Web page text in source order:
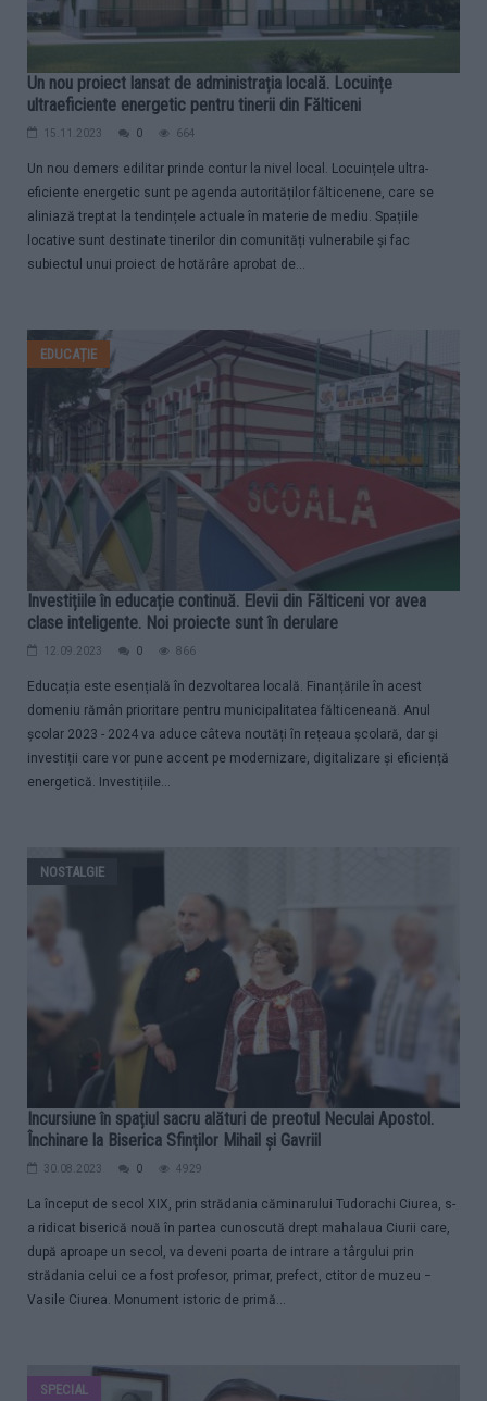
Un nou proiect lansat de administrația locală. Locuințe
ultraeficiente energetic pentru tinerii din Fălticeni
15.11.2023 0 664
Un nou demers edilitar prinde contur la nivel local. Locuințele ultra-
eficiente energetic sunt pe agenda autorităților fălticenene, care se
aliniază treptat la tendințele actuale în materie de mediu. Spațiile
locative sunt destinate tinerilor din comunități vulnerabile și fac
subiectul unui proiect de hotărâre aprobat de...
EDUCAȚIE
Investițiile în educație continuă. Elevii din Fălticeni vor avea
clase inteligente. Noi proiecte sunt în derulare
12.09.2023 0 866
Educația este esențială în dezvoltarea locală. Finanțările în acest
domeniu rămân prioritare pentru municipalitatea fălticeneană. Anul
școlar 2023 - 2024 va aduce câteva noutăți în rețeaua școlară, dar și
investiții care vor pune accent pe modernizare, digitalizare și eficiență
energetică. Investițiile...
NOSTALGIE
Incursiune în spațiul sacru alături de preotul Neculai Apostol.
Închinare la Biserica Sfinților Mihail și Gavriil
30.08.2023 0 4929
La început de secol XIX, prin strădania căminarului Tudorachi Ciurea, s-
a ridicat biserică nouă în partea cunoscută drept mahalaua Ciurii care,
după aproape un secol, va deveni poarta de intrare a târgului prin
strădania celui ce a fost profesor, primar, prefect, ctitor de muzeu −
Vasile Ciurea. Monument istoric de primă...
SPECIAL